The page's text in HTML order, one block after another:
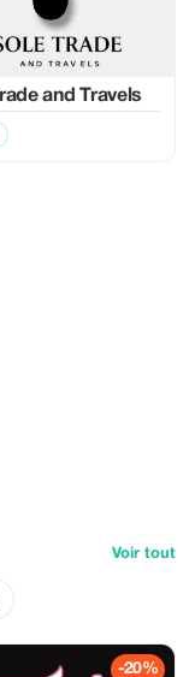
and Travels
Voir tout
-20%